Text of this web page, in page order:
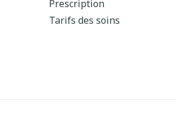
Prescription
Tarifs des soins